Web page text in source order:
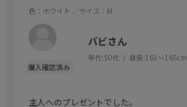
色：ホワイト ／サイズ：M
バビさん
年代:50代 身長:161～165cm
主人へのプレゼントでした。